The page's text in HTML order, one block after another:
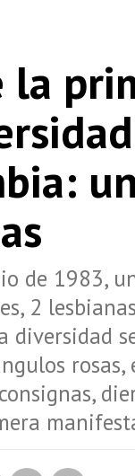
la
de 1983,
2
diversidad